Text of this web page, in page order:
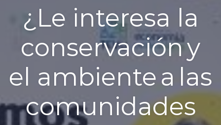
¿Le interesa la
conservación y
el ambiente a las
comunidades